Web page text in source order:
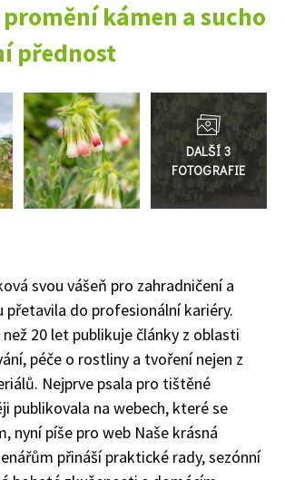
>
kámen a sucho
přednost
Přejít
do
galerie
svou vášeň pro zahradničení a
přetavila do profesionální kariéry.
20 let publikuje články z oblasti
péče o rostliny a tvoření nejen z
Nejprve psala pro tištěné
publikovala na webech, které se
nyní píše pro web Naše krásná
přináší praktické rady, sezónní